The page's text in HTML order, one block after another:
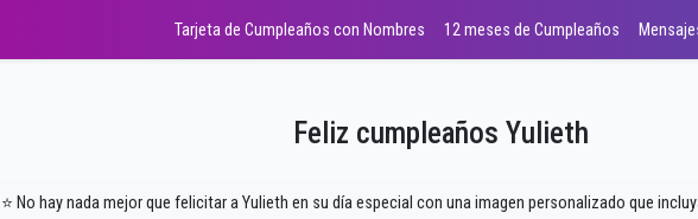
Tarjeta de Cumpleaños con Nombres 12 meses de Cumpleaños
Feliz cumpleaños Yulieth
No hay nada mejor que felicitar a Yulieth en su día especial con una imagen personalizado que